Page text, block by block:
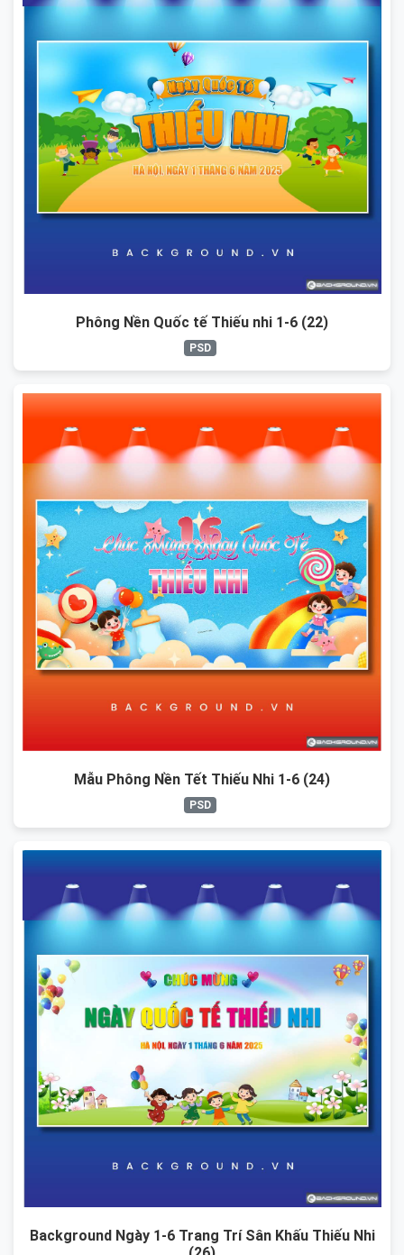
Phông Nền Quốc tế Thiếu nhi 1-6 (22)
PSD
Mẫu Phông Nền Tết Thiếu Nhi 1-6 (24)
PSD
Background Ngày 1-6 Trang Trí Sân Khấu Thiếu Nhi